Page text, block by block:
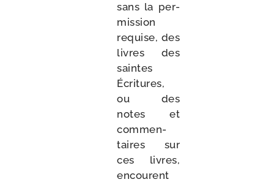
sans la per­
mis­sion
requise, des
livres des
saintes
Écritures,
ou des
notes et
com­men­
taires sur
ces livres,
encourent